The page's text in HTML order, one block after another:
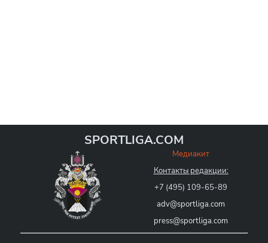
SPORTLIGA.COM
Медиакит
Контакты редакции:
+7 (495) 109-65-89
adv@sportliga.com
press@sportliga.com